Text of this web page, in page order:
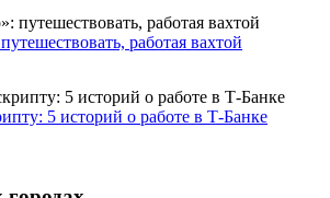
работая вахтой
5 историй о работе в Т-Банке